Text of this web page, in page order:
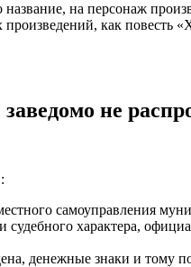
на персонаж
произведений, как
не
самоуправления
судебного характера,
денежные знаки и тому